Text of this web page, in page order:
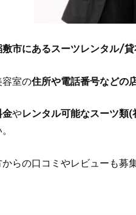
市にあるスーツレンタル/
室の住所や電話番号などの
金やレンタル可能なスーツ類
らの口コミやレビューも